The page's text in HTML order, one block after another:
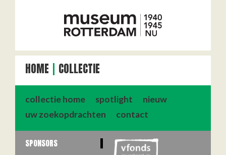
HOME COLLECTIE
collectie home spotlight
nieuw
uw zoekopdrachten
contact
SPONSORS